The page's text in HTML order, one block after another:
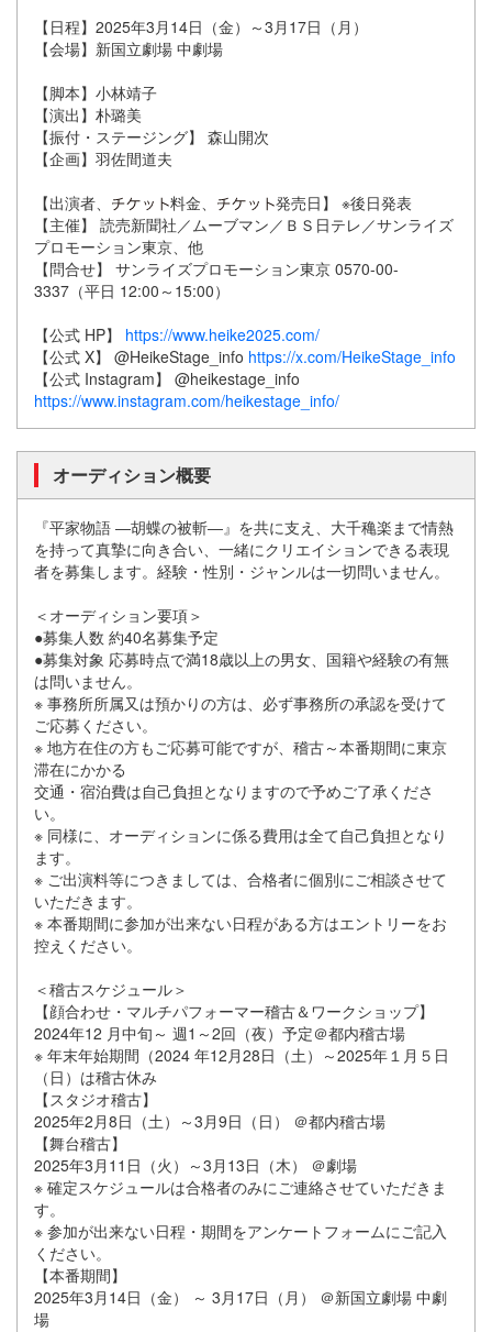
【日程】2025年3月14日（金）～3月17日（月）
【会場】新国立劇場 中劇場
【脚本】小林靖子
【演出】朴璐美
【振付・ステージング】 森山開次
【企画】羽佐間道夫
【出演者、
料金、
発売日】 ※後日発表
【主催】 読売新聞社／ムーブマン／ＢＳ日テレ／サンライズ
プロモーション東京、他
【問合せ】 サンライズプロモーション東京 0570-00-
3337（平日 12:00～15:00）
【公式 HP】 https://www.heike2025.com/
【公式 X】 @HeikeStage_info https://x.com/HeikeStage_info
【公式 Instagram】 @heikestage_info
https://www.instagram.com/heikestage_info/
オーディション概要
『平家物語 ―胡蝶の被斬―』を共に支え、大千穐楽まで情熱
を持って真摯に向き合い、一緒にクリエイションできる表現
者を募集します。経験・性別・ジャンルは一切問いません。
＜オーディション要項＞
●募集人数 約40名募集予定
●募集対象 応募時点で満18歳以上の男女、国籍や経験の有無
は問いません。
※ 事務所所属又は預かりの方は、必ず事務所の承認を受けて
ご応募ください。
※ 地方在住の方もご応募可能ですが、稽古～本番期間に東京
滞在にかかる
交通・宿泊費は自己負担となりますので予めご了承くださ
い。
※ 同様に、オーディションに係る費用は全て自己負担となり
ます。
※ ご出演料等につきましては、合格者に個別にご相談させて
いただきます。
※ 本番期間に参加が出来ない日程がある方はエントリーをお
控えください。
＜稽古スケジュール＞
【顔合わせ・マルチパフォーマー稽古＆ワークショップ】
2024年12 月中旬～ 週1～2回（夜）予定＠都内稽古場
※ 年末年始期間（2024 年12月28日（土）～2025年１月５日
（日）は稽古休み
【スタジオ稽古】
2025年2月8日（土）～3月9日（日） ＠都内稽古場
【舞台稽古】
2025年3月11日（火）～3月13日（木） ＠劇場
※ 確定スケジュールは合格者のみにご連絡させていただきま
す。
※ 参加が出来ない日程・期間をアンケートフォームにご記入
ください。
【本番期間】
2025年3月14日（金） ～ 3月17日（月） ＠新国立劇場 中劇
場